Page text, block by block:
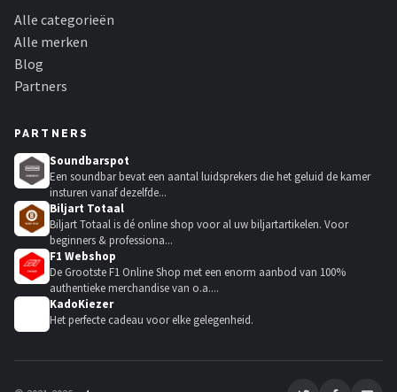
Alle categorieën
Alle merken
Blog
Partners
PARTNERS
Soundbarspot
Een soundbar bevat een aantal luidsprekers die het geluid de kamer
insturen vanaf dezelfde...
Biljart Totaal
Biljart Totaal is dé online shop voor al uw biljartartikelen. Voor
beginners & professiona...
F1 Webshop
De Grootste F1 Online Shop met een enorm aanbod van 100%
authentieke merchandise van o.a....
KadoKiezer
Het perfecte cadeau voor elke gelegenheid.